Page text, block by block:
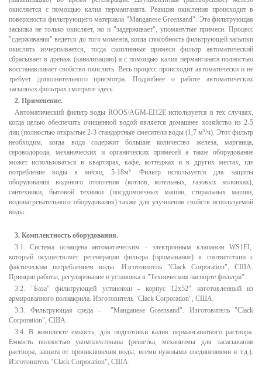
окисляется с помощью калия перманганата. Реакция окисления происходит в
поверхности фильтрующего материала "Manganese Greensand". Эта фильтрующая
засыпка не только окисляет, но и "задерживает", упомянутые примеси. Процесс
"сдерживания" ведется до того момента, когда способность фильтрующей засыпки
окислять изчерпывается, тогда скоплинные примеси фильтр автоматический
сбрасывает в дренаж (канализацию) а с помощью калия перманганата полностью
восстанавливает свойство окислять. Весь процесс происходит автоматически и не
требует дополнительного присмотра. Подробнее о работе автоматических
засыпных фильтрах смотрите здесь.
2. Применение.
Автоматический фильтр воды ROOS/AGM-EI12E используется в тех случаях,
когда целью обеспечить очищенной водой является домашнее хозяйство из 2-5
лиц (полностью открытые 2-3 стандартные смесители воды (1,7 м³/ч). Этот фильтр
необходим, когда вода содержит большие количество железа, марганца,
сероводорода, механических и органическиx примесей а такое оборудование
может использоваться в квартирах, кафе, коттеджах и в других местах, где
потребление воды в месяц, 5-18м³. Фильтр используется для защиты
оборудования водяного отопления (котлов, котельных, газовых колонках),
сантехники, бытовой техники (посудомоечных машин, стиральных машин,
водонагревательного оборудования) также для улучшения свойств используемой
воды.
3. Комплектность оборудования.
3.1. Система оснащена автоматическим - электронным клапаном WS1EI,
который осуществляет регенерации фильтра (промывание) в соответствии с
фактическим потреблением воды. Изготовитель "Clack Corporation", США.
Принцип работы, регулирование и установка в "Техническом паспорте фильтра".
3.2. "База" фильтрующей установки - корпус 12х52" изготовленный из
армированного полиакрила. Изготовитель "Clack Corporation", США.
3.3. Фильтрующая среда - "Manganese Greensand". Изготовитель "Clack
Corporation", США.
3.4. В комплекте емкость, для подготовки калия перманганатного раствора.
Емкость полностью укомплектована (решетка, механизмы для засасывания
раствора, защита от проникновения воды, всеми нужными соединениями и т.д.).
Изготовитель "Clack Corporation", США.